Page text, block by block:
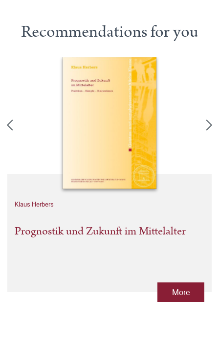
Recommendations for you
Klaus Herbers
Prognostik und Zukunft im Mittelalter
More